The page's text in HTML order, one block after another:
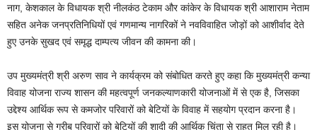
नाग, केशकाल के विधायक श्री नीलकंठ टेकाम और कांकेर के विधायक श्री आशाराम नेताम
सहित अनेक जनप्रतिनिधियों एवं गणमान्य नागरिकों ने नवविवाहित जोड़ों को आशीर्वाद देते
हुए उनके सुखद एवं समृद्ध दाम्पत्य जीवन की कामना की।
उप मुख्यमंत्री श्री अरुण साव ने कार्यक्रम को संबोधित करते हुए कहा कि मुख्यमंत्री कन्या
विवाह योजना राज्य शासन की महत्वपूर्ण जनकल्याणकारी योजनाओं में से एक है, जिसका
उद्देश्य आर्थिक रूप से कमजोर परिवारों को बेटियों के विवाह में सहयोग प्रदान करना है।
इस योजना से गरीब परिवारों को बेटियों की शादी की आर्थिक चिंता से राहत मिल रही है।